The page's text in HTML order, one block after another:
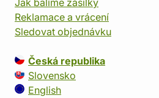
Jak balíme zásilky
Reklamace a vrácení
Sledovat objednávku
Česká republika
Slovensko
English